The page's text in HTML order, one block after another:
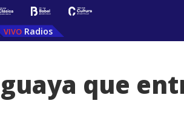
Radios
que